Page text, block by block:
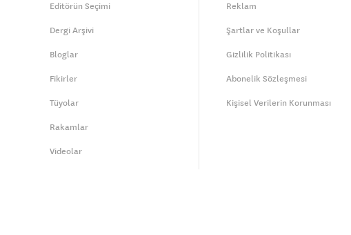
Editörün Seçimi
Dergi Arşivi
Bloglar
Fikirler
Tüyolar
Rakamlar
Videolar
Reklam
Şartlar ve Koşullar
Gizlilik Politikası
Abonelik Sözleşmesi
Kişisel Verilerin Korunması